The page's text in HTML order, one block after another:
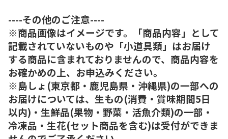
----その他のご注意----
※商品画像はイメージです。「商品内容」として
記載されていないものや「小道具類」はお届け
する商品に含まれておりませんので、商品内容を
お確かめの上、お申込みください。
※島しょ(東京都・鹿児島県・沖縄県)の一部への
お届けについては、生もの(消費・賞味期間5日
以内)・生鮮品(果物・野菜・活魚介類)の一部・
冷凍品・生花(セット商品を含む)は受付ができま